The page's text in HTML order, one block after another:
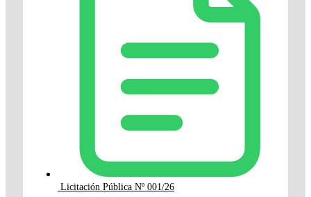
Licitación Pública Nº 001/26